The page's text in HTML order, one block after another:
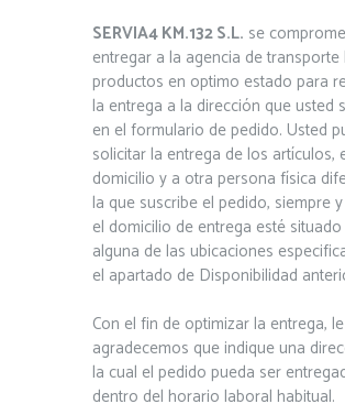
SERVIA4 KM.132 S.L. se
entregar a la agencia de transporte
productos en optimo estado para
la entrega a la dirección que usted
en el formulario de pedido. Usted
solicitar la entrega de los artículos,
domicilio y a otra persona física
la que suscribe el pedido, siempre
el domicilio de entrega esté
alguna de las ubicaciones
el apartado de Disponibilidad
Con el fin de optimizar la entrega, le
agradecemos que indique una
la cual el pedido pueda ser
dentro del horario laboral habitual.